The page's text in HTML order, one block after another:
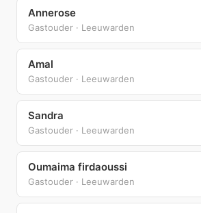
Annerose
Gastouder · Leeuwarden
Amal
Gastouder · Leeuwarden
Sandra
Gastouder · Leeuwarden
Oumaima firdaoussi
Gastouder · Leeuwarden